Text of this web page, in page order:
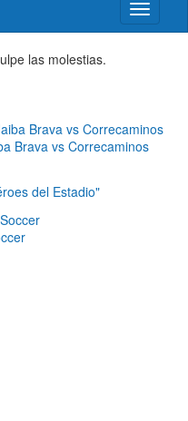
Activar/
menú
las molestias.
Brava vs Correcaminos
del Estadio"